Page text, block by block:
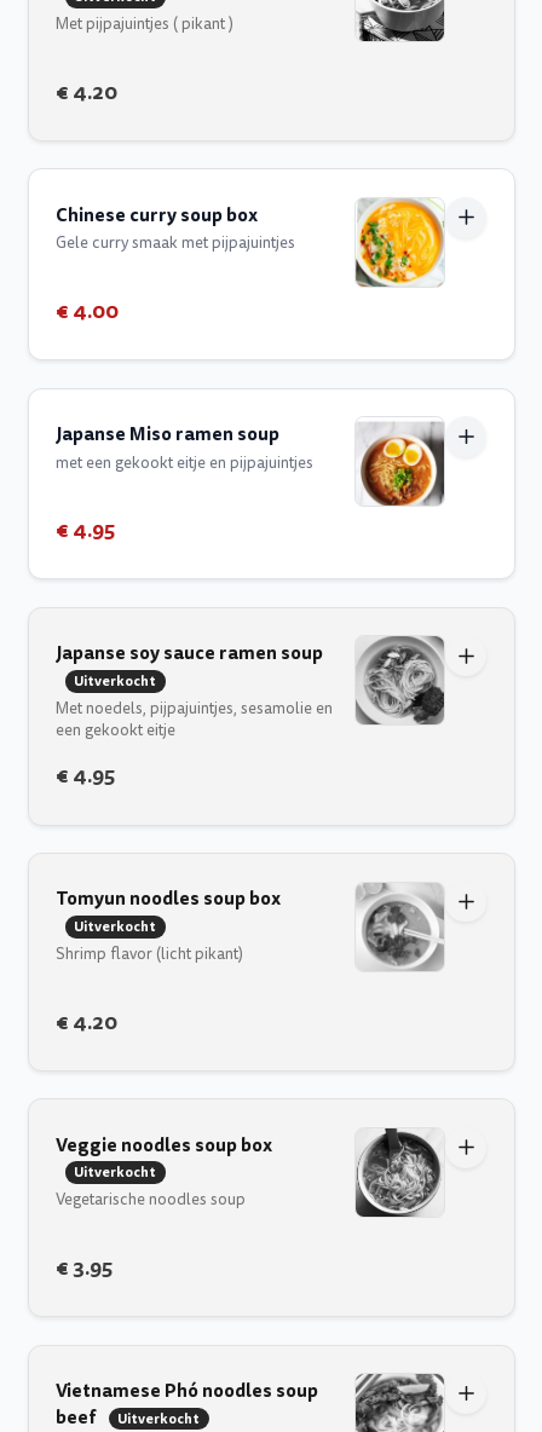
Met pijpajuintjes ( pikant )
€ 4.20
Chinese curry soup box
Gele curry smaak met pijpajuintjes
€ 4.00
Japanse Miso ramen soup
met een gekookt eitje en pijpajuintjes
€ 4.95
Japanse soy sauce ramen soup
Uitverkocht
Met noedels, pijpajuintjes, sesamolie en
een gekookt eitje
€ 4.95
Tomyun noodles soup box
Uitverkocht
Shrimp flavor (licht pikant)
€ 4.20
Veggie noodles soup box
Uitverkocht
Vegetarische noodles soup
€ 3.95
Vietnamese Phó noodles soup
beef
Uitverkocht